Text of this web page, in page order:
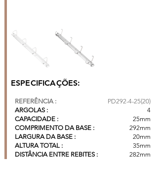
ESPECIFICAÇÕES:
REFERÊNCIA :
PD292-4-25(20)
ARGOLAS :
CAPACIDADE :
COMPRIMENTO DA BASE :
LARGURA DA BASE :
ALTURA TOTAL :
DISTÂNCIA ENTRE REBITES :
4
25mm
292mm
20mm
35mm
282mm